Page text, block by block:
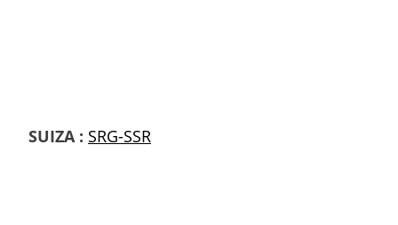
SUIZA : SRG-SSR